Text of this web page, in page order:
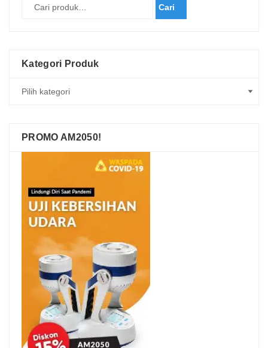
Cari
Kategori Produk
PROMO AM2050!